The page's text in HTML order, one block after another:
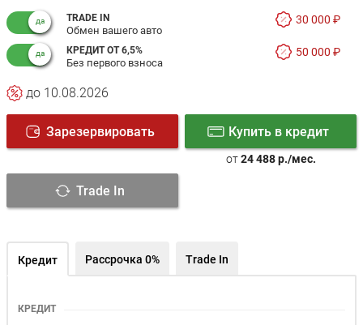
TRADE IN
Обмен вашего авто
30 000 ₽
КРЕДИТ ОТ 6,5%
Без первого взноса
50 000 ₽
до 10.08.2026
Зарезервировать Купить в кредит
от24 488 р./мес.
Trade In
Кредит Рассрочка 0% Trade In
КРЕДИТ